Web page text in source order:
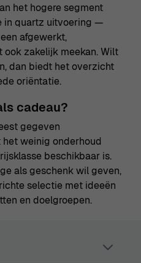
het hogere segment
in quartz uitvoering —
afgewerkt,
zakelijk meekan. Wilt
dan biedt het overzicht
oriëntatie.
cadeau?
gegeven
weinig onderhoud
beschikbaar is.
als geschenk wil geven,
selectie met ideeën
en doelgroepen.